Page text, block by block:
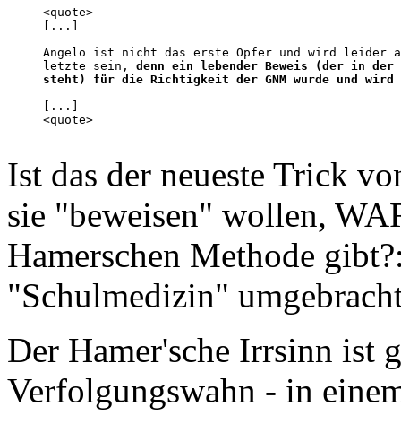
<quote>
[...]
Angelo ist nicht das erste Opfer und wird leider
letzte sein, denn ein lebender Beweis (der in
steht) für die Richtigkeit der GNM wurde und wird
[...]
<quote>
Ist das der neueste Trick
sie "beweisen" wollen,
Hamerschen Methode
"Schulmedizin"
Der Hamer'sche Irrsinn ist
Verfolgungswahn - in